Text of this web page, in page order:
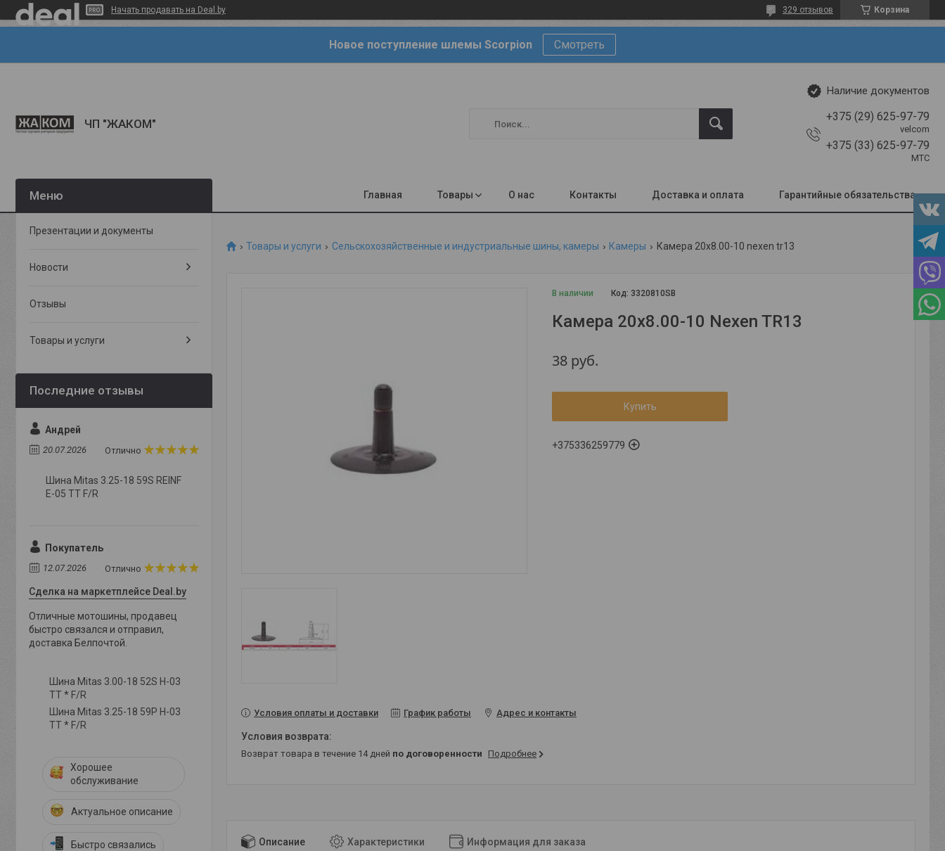
Начать продавать на Deal.by Корзина
329 отзывов
Новое поступление шлемы Scorpion Смотреть
ЧП "ЖАКОМ"
Наличие документов
+375 (29) 625-97-79
velcom
+375 (33) 625-97-79
МТС
Главная Товары О нас Контакты Доставка и оплата Гарантийные обязательства
Товары и услуги Сельскохозяйственные и индустриальные шины, камеры Камеры Камера 20x8.00-10 nexen tr13
В наличии Код: 3320810SB
Камера 20x8.00-10 Nexen TR13
38 руб.
Купить
+375336259779
Условия оплаты и доставки График работы Адрес и контакты
возврат товара в течение 14 дней по договоренности Подробнее
Описание Характеристики Информация для заказа
Презентации и документы
Новости
Отзывы
Товары и услуги
Андрей
20.07.2026 Отлично
Шина Mitas 3.25-18 59S REINF
E-05 TT F/R
Покупатель
12.07.2026 Отлично
Сделка на маркетплейсе Deal.by
Отличные мотошины, продавец
быстро связался и отправил,
доставка Белпочтой.
Шина Mitas 3.00-18 52S H-03
TT * F/R
Шина Mitas 3.25-18 59P H-03
TT * F/R
Хорошее
обслуживание
Актуальное описание
Быстро связались